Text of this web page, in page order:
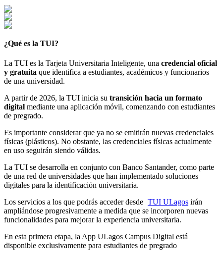
¿Qué es la TUI?
La TUI es la Tarjeta Universitaria Inteligente, una credencial oficial
y gratuita que identifica a estudiantes, académicos y funcionarios
de una universidad.
A partir de 2026, la TUI inicia su transición hacia un formato
digital mediante una aplicación móvil, comenzando con estudiantes
de pregrado.
Es importante considerar que ya no se emitirán nuevas credenciales
físicas (plásticos). No obstante, las credenciales físicas actualmente
en uso seguirán siendo válidas.
La TUI se desarrolla en conjunto con Banco Santander, como parte
de una red de universidades que han implementado soluciones
digitales para la identificación universitaria.
Los servicios a los que podrás acceder desde TUI ULagos irán
ampliándose progresivamente a medida que se incorporen nuevas
funcionalidades para mejorar la experiencia universitaria.
En esta primera etapa, la App ULagos Campus Digital está
disponible exclusivamente para estudiantes de pregrado